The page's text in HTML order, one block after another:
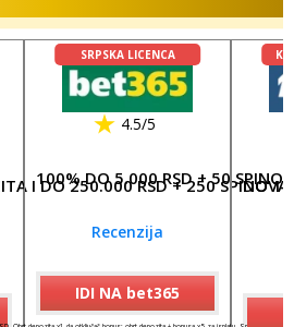
I DO 250.000 RSD + 250 SPINOVA
SRPSKA LICENCA
4.5/5
100% DO 5.000 RSD + 50
Recenzija
IDI NA bet365
DO